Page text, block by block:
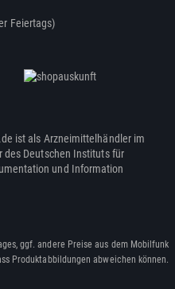
Feiertags)
ist als Arzneimittelhändler im
des Deutschen Instituts für
und Information
ggf. andere Preise aus dem Mobilfunk
Produktabbildungen abweichen können.